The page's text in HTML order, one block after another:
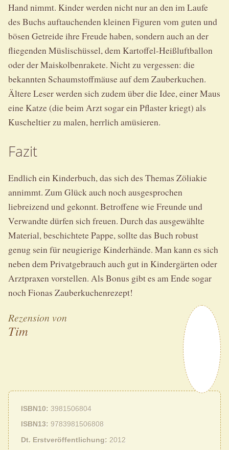
Hand nimmt. Kinder werden nicht nur an den im Laufe
des Buchs auftauchenden kleinen Figuren vom guten und
bösen Getreide ihre Freude haben, sondern auch an der
fliegenden Müslischüssel, dem Kartoffel-Heißluftballon
oder der Maiskolbenrakete. Nicht zu vergessen: die
bekannten Schaumstoffmäuse auf dem Zauberkuchen.
Ältere Leser werden sich zudem über die Idee, einer Maus
eine Katze (die beim Arzt sogar ein Pflaster kriegt) als
Kuscheltier zu malen, herrlich amüsieren.
Fazit
Endlich ein Kinderbuch, das sich des Themas Zöliakie
annimmt. Zum Glück auch noch ausgesprochen
liebreizend und gekonnt. Betroffene wie Freunde und
Verwandte dürfen sich freuen. Durch das ausgewählte
Material, beschichtete Pappe, sollte das Buch robust
genug sein für neugierige Kinderhände. Man kann es sich
neben dem Privatgebrauch auch gut in Kindergärten oder
Arztpraxen vorstellen. Als Bonus gibt es am Ende sogar
noch Fionas Zauberkuchenrezept!
Rezension von
Tim
ISBN10
3981506804
ISBN13 9783981506808
Dt. Erstveröffentlichung
2012